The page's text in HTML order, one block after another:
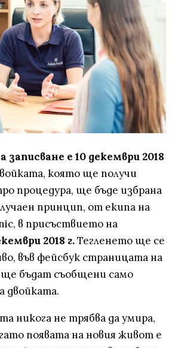
записване е 10 декември 2018
която ще получи
процедура, ще бъде избрана
принцип, от екипа на
в присъствието на
2018 г.Тегленето ще се
във фейсбук страницата на
бъдат съобщени само
двойката.
никога не трябва да умира,
появата на новия живот е